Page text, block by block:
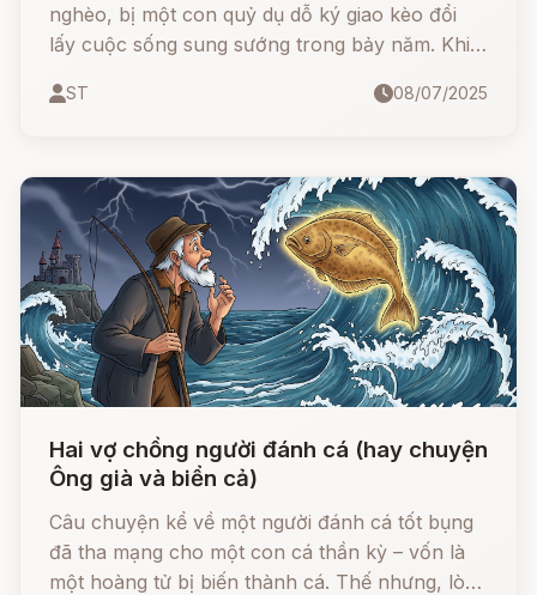
nghèo, bị một con quỷ dụ dỗ ký giao kèo đổi
lấy cuộc sống sung sướng trong bảy năm. Khi
nhất để thoát thân: giải một câu đố quỷ quái.
ST 08/07/2025
Hai vợ chồng người đánh cá (hay chuyện
Ông già và biển cả)
Câu chuyện kể về một người đánh cá tốt bụng
đã tha mạng cho một con cá thần kỳ – vốn là
một hoàng tử bị biến thành cá. Thế nhưng, lòng